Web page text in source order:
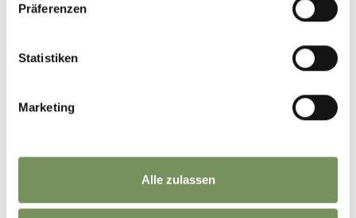
Präferenzen
Statistiken
Marketing
Alle zulassen